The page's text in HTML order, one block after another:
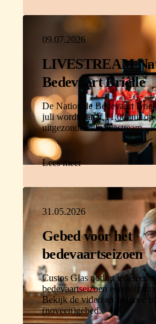
09.07.2026
LIVESTREAM
Bedevaart Brielle
De Nationale Bedevaart
juli wordt vanaf 11.00 uur op
uitgezonden als livestream.
Lees meer
31.05.2026
Gebed voor het
bedevaartseizoen
Custos Glas nodigt iedereen
bedevaartseizoen een
Bekijk de video en bid mee
(noveen)gebed.